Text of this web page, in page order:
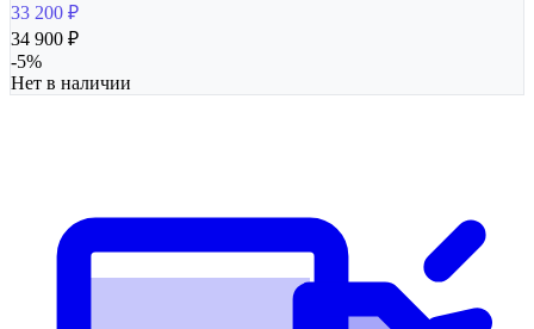
33 200 ₽
34 900 ₽
-5%
Нет в наличии